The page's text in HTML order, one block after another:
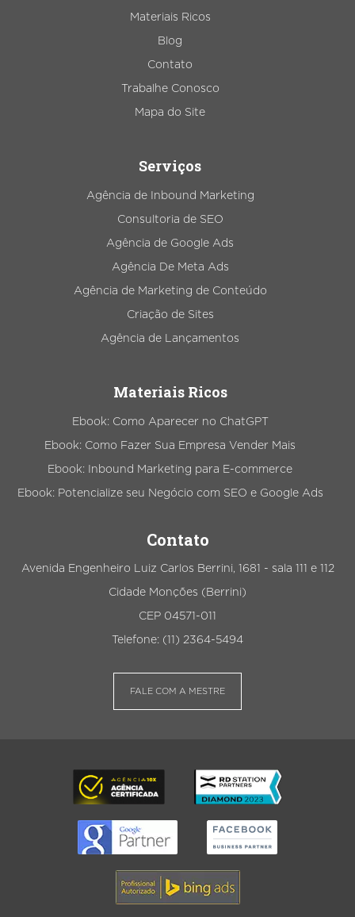
Materiais Ricos
Blog
Contato
Trabalhe Conosco
Mapa do Site
Serviços
Agência de Inbound Marketing
Consultoria de SEO
Agência de Google Ads
Agência De Meta Ads
Agência de Marketing de Conteúdo
Criação de Sites
Agência de Lançamentos
Materiais Ricos
Ebook: Como Aparecer no ChatGPT
Ebook: Como Fazer Sua Empresa Vender Mais
Ebook: Inbound Marketing para E-commerce
Ebook: Potencialize seu Negócio com SEO e Google Ads
Contato
Avenida Engenheiro Luiz Carlos Berrini, 1681 - sala 111 e 112
Cidade Monções (Berrini)
CEP 04571-011
Telefone: (11) 2364-5494
FALE COM A MESTRE